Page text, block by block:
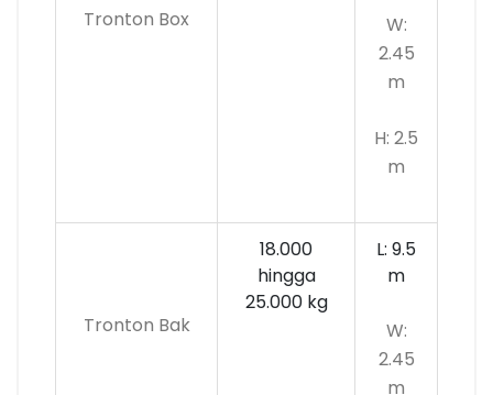
Tronton Box
W:
2.45
m
H: 2.5
m
Tronton Bak
18.000
hingga
25.000 kg
L: 9.5
m
W:
2.45
m